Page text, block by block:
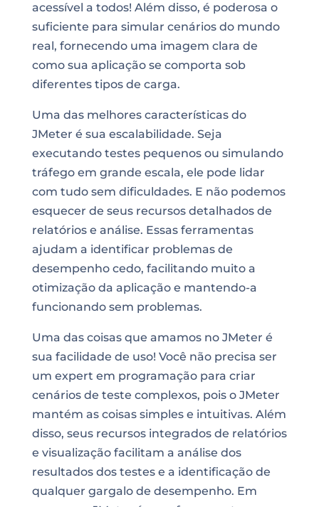
acessível a todos! Além disso, é poderosa o
suficiente para simular cenários do mundo
real, fornecendo uma imagem clara de
como sua aplicação se comporta sob
diferentes tipos de carga.
Uma das melhores características do
JMeter é sua escalabilidade. Seja
executando testes pequenos ou simulando
tráfego em grande escala, ele pode lidar
com tudo sem dificuldades. E não podemos
esquecer de seus recursos detalhados de
relatórios e análise. Essas ferramentas
ajudam a identificar problemas de
desempenho cedo, facilitando muito a
otimização da aplicação e mantendo-a
funcionando sem problemas.
Uma das coisas que amamos no JMeter é
sua facilidade de uso! Você não precisa ser
um expert em programação para criar
cenários de teste complexos, pois o JMeter
mantém as coisas simples e intuitivas. Além
disso, seus recursos integrados de relatórios
e visualização facilitam a análise dos
resultados dos testes e a identificação de
qualquer gargalo de desempenho. Em